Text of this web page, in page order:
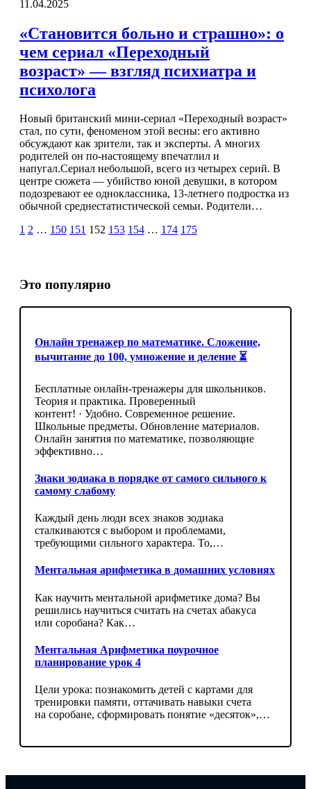
11.04.2025
«Становится больно и страшно»: о
чем сериал «Переходный
возраст» — взгляд психиатра и
психолога
Новый британский мини-сериал «Переходный возраст»
стал, по сути, феноменом этой весны: его активно
обсуждают как зрители, так и эксперты. А многих
родителей он по-настоящему впечатлил и
напугал.Сериал небольшой, всего из четырех серий. В
центре сюжета — убийство юной девушки, в котором
подозревают ее одноклассника, 13-летнего подростка из
обычной среднестатистической семьи. Родители…
1 2 … 150 151 152 153 154 … 174 175
Это популярно
Онлайн тренажер по математике. Сложение,
вычитание до 100, умножение и деление ⏳
Бесплатные онлайн-тренажеры для школьников.
Теория и практика. Проверенный
контент! · Удобно. Современное решение.
Школьные предметы. Обновление материалов.
Онлайн занятия по математике, позволяющие
эффективно…
Знаки зодиака в порядке от самого сильного к
самому слабому
Каждый день люди всех знаков зодиака
сталкиваются с выбором и проблемами,
требующими сильного характера. То,…
Ментальная арифметика в домашних условиях
Как научить ментальной арифметике дома? Вы
решились научиться считать на счетах абакуса
или соробана? Как…
Ментальная Арифметика поурочное
планирование урок 4
Цели урока: познакомить детей с картами для
тренировки памяти, оттачивать навыки счета
на соробане, сформировать понятие «десяток»,…